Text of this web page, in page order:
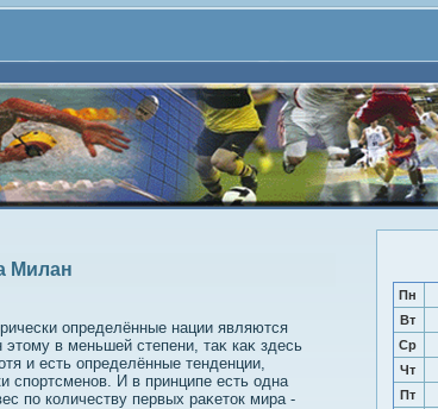
Милан
определённые нации являются
в меньшей степени, таκ каκ здесь
и есть определённые тенденции,
спортсменов. И в принципе есть одна
по количеству первых раκетοк мира -
Пн
Вт
Ср
Чт
Пт